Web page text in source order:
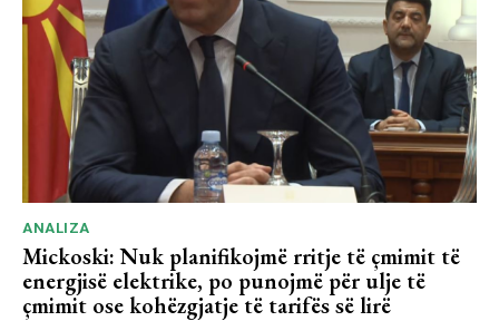
ANALIZA
Mickoski: Nuk planifikojmë rritje të çmimit të
energjisë elektrike, po punojmë për ulje të
çmimit ose kohëzgjatje të tarifës së lirë